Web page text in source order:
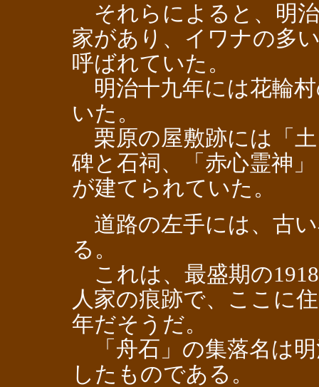
それらによると、明
家があり、イワナの多
呼ばれていた。
明治十九年には花輪
いた。
栗原の屋敷跡には「
碑と石祠、「赤心霊神
が建てられていた。
道路の左手には、古
る。
これは、最盛期の
人家の痕跡で、ここに
年だそうだ。
「舟石」の集落名は
したものである。